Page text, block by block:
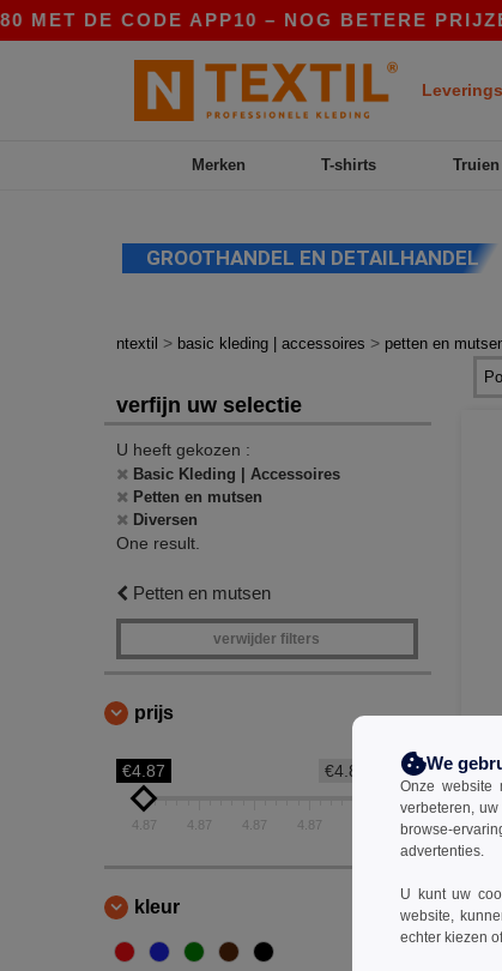
DE CODE APP10 – NOG BETERE
Merken T-shirts Truien
GROOTHANDEL EN DETAILHANDEL
ntextil > basic kleding | accessoires > petten en
verfijn uw selectie
U heeft gekozen :
Basic Kleding | Accessoires
Petten en mutsen
Diversen
One result.
Petten en mutsen
verwijder filters
prijs
€4.87
€4.87
4.87 4.87 4.87 4.87
kleur
We
Onze website
verbeteren,
browse-
advertenties.
U kunt uw
website,
echter kiezen